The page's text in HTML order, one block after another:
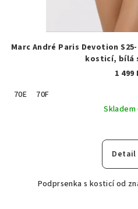
Marc André Paris Devotion
kosticí, bílá
1 499
70E
70F
Skladem
Detail
Podprsenka s kosticí od